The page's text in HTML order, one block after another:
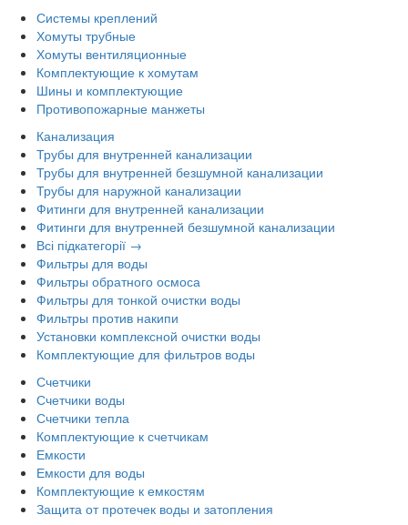
Системы креплений
Хомуты трубные
Хомуты вентиляционные
Комплектующие к хомутам
Шины и комплектующие
Противопожарные манжеты
Канализация
Трубы для внутренней канализации
Трубы для внутренней безшумной канализации
Трубы для наружной канализации
Фитинги для внутренней канализации
Фитинги для внутренней безшумной канализации
Всі підкатегорії →
Фильтры для воды
Фильтры обратного осмоса
Фильтры для тонкой очистки воды
Фильтры против накипи
Установки комплексной очистки воды
Комплектующие для фильтров воды
Счетчики
Счетчики воды
Счетчики тепла
Комплектующие к счетчикам
Емкости
Емкости для воды
Комплектующие к емкостям
Защита от протечек воды и затопления